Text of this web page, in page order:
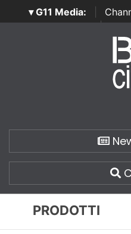
▾ G11 Media:
SecurityOpenLab |
PRODOTTI